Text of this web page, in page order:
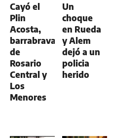
Cayó el
Plin
Acosta,
barrabrava
de
Rosario
Central y
Los
Menores
Un
choque
en Rueda
y Alem
dejó a un
policia
herido